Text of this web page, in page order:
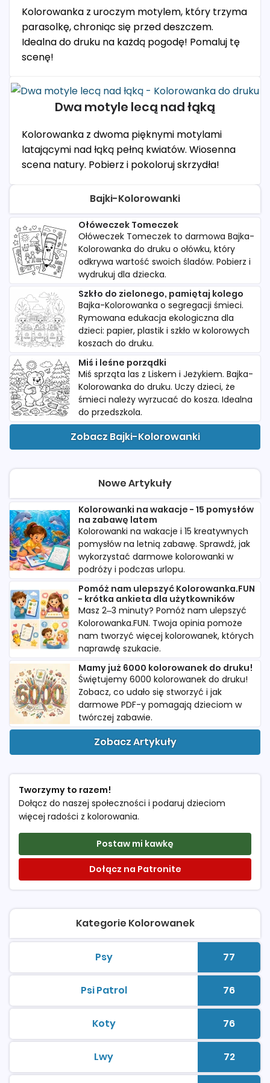
Kolorowanka z uroczym motylem, który trzyma
parasolkę, chroniąc się przed deszczem.
Idealna do druku na każdą pogodę! Pomaluj tę
scenę!
Dwa motyle lecą nad łąką
Kolorowanka z dwoma pięknymi motylami
latającymi nad łąką pełną kwiatów. Wiosenna
scena natury. Pobierz i pokoloruj skrzydła!
Bajki-Kolorowanki
Ołóweczek Tomeczek
Ołóweczek Tomeczek to darmowa Bajka-
Kolorowanka do druku o ołówku, który
odkrywa wartość swoich śladów. Pobierz i
wydrukuj dla dziecka.
Szkło do zielonego, pamiętaj kolego
Bajka-Kolorowanka o segregacji śmieci.
Rymowana edukacja ekologiczna dla
dzieci: papier, plastik i szkło w kolorowych
koszach do druku.
Miś i leśne porządki
Miś sprząta las z Liskem i Jeżykiem. Bajka-
Kolorowanka do druku. Uczy dzieci, że
śmieci należy wyrzucać do kosza. Idealna
do przedszkola.
Zobacz Bajki-Kolorowanki
Nowe Artykuły
Kolorowanki na wakacje - 15 pomysłów
na zabawę latem
Kolorowanki na wakacje i 15 kreatywnych
pomysłów na letnią zabawę. Sprawdź, jak
wykorzystać darmowe kolorowanki w
podróży i podczas urlopu.
Pomóż nam ulepszyć Kolorowanka.FUN
- krótka ankieta dla użytkowników
Masz 2–3 minuty? Pomóż nam ulepszyć
Kolorowanka.FUN. Twoja opinia pomoże
nam tworzyć więcej kolorowanek, których
naprawdę szukacie.
Mamy już 6000 kolorowanek do druku!
Świętujemy 6000 kolorowanek do druku!
Zobacz, co udało się stworzyć i jak
darmowe PDF-y pomagają dzieciom w
twórczej zabawie.
Zobacz Artykuły
Tworzymy to razem!
Dołącz do naszej społeczności i podaruj dzieciom
więcej radości z kolorowania.
Postaw mi kawkę
Dołącz na Patronite
Kategorie Kolorowanek
Psy
kolorowanki do druku Liczba
77
Psi Patrolkolorowanki do druku Liczba
76
Koty
kolorowanki do druku Liczba
76
Lwykolorowanki do druku Liczba
72